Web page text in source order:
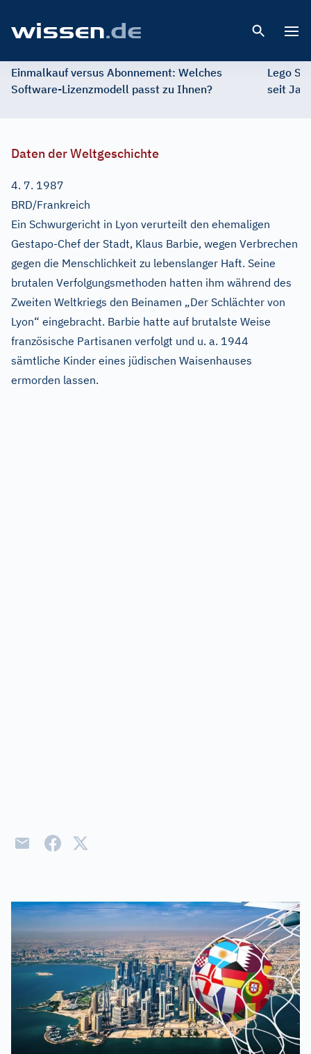
Einmalkauf versus Abonnement: Welches
Software-Lizenzmodell passt zu Ihnen?
Lego
seit
Daten der Weltgeschichte
4. 7. 1987
BRD/Frankreich
Ein Schwurgericht in Lyon verurteilt den ehemaligen
Gestapo-Chef der Stadt, Klaus Barbie, wegen Verbrechen
gegen die Menschlichkeit zu lebenslanger Haft. Seine
brutalen Verfolgungsmethoden hatten ihm während des
Zweiten Weltkriegs den Beinamen „Der Schlächter von
Lyon“ eingebracht. Barbie hatte auf brutalste Weise
französische Partisanen verfolgt und u. a. 1944
sämtliche Kinder eines jüdischen Waisenhauses
ermorden lassen.